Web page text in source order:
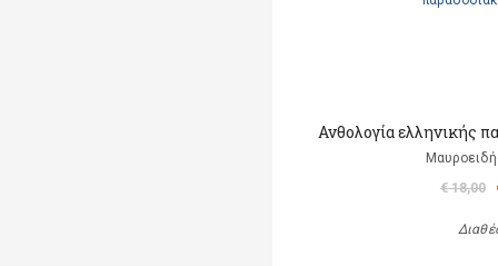
Ανθολογία ελληνικής
€ 18,00